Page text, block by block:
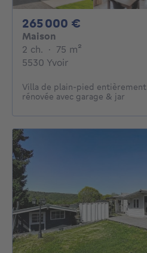
265 000 €
Maison
2 ch. 2 chambres
· 75 m²
5530 Yvoir
Villa de plain-pied entièrement
rénovée avec garage & jar